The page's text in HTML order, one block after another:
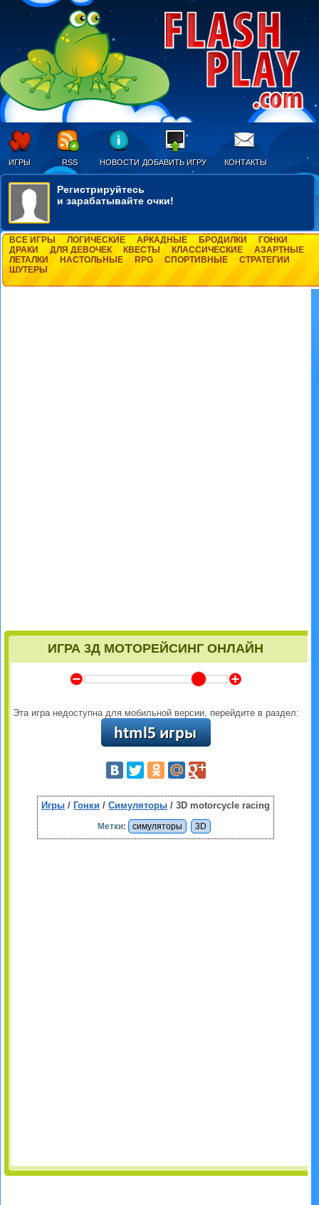
ИГРЫ RSS НОВОСТИ ДОБАВИТЬ ИГРУ КОНТАКТЫ
Регистрируйтесь
и зарабатывайте очки!
ВСЕ ИГРЫ ЛОГИЧЕСКИЕ АРКАДНЫЕ БРОДИЛКИ
ГОНКИ
ДРАКИ
ДЛЯ ДЕВОЧЕК КВЕСТЫ КЛАССИЧЕСКИЕ
АЗАРТНЫЕ
ЛЕТАЛКИ
НАСТОЛЬНЫЕ RPG СПОРТИВНЫЕ
СТРАТЕГИИ
ШУТЕРЫ
ИГРА 3Д МОТОРЕЙСИНГ ОНЛАЙН
Y Z
Эта игра недоступна для мобильной версии, перейдите в раздел:
Игры / Гонки /Симуляторы / 3D motorcycle racing
Метки: симуляторы 3D